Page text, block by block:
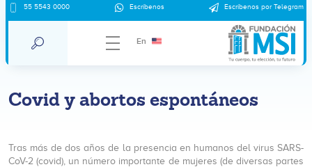
55 5543 0000 Escríbenos Escríbenos por Telegram
En
Covid y abortos espontáneos
Tras más de dos años de la presencia en humanos del virus SARS-
CoV-2 (covid), un número importante de mujeres (de diversas partes